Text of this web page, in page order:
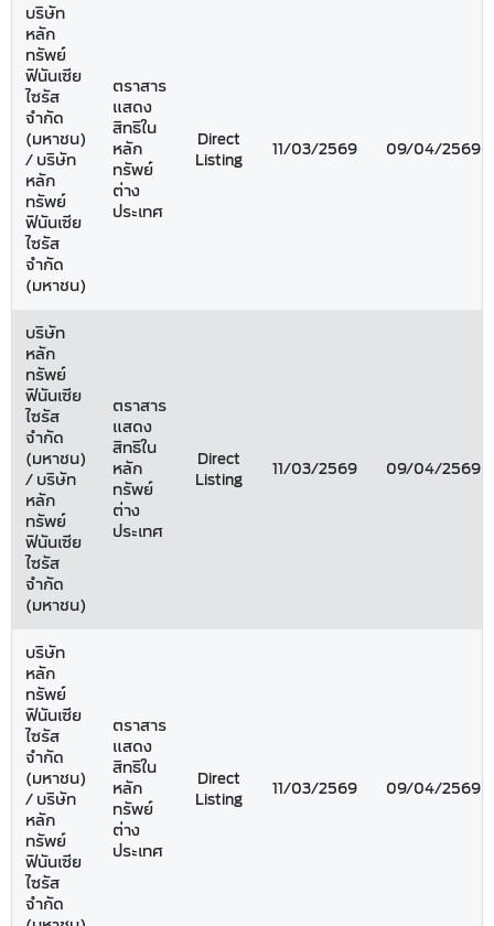
บริษัท
หลัก
ทรัพย์
ฟินันเซีย
ไซรัส
จำกัด
(มหาชน)
/ บริษัท
หลัก
ทรัพย์
ฟินันเซีย
ไซรัส
จำกัด
(มหาชน)
ตราสาร
แสดง
สิทธิใน
หลัก
ทรัพย์
ต่าง
ประเทศ
Direct
Listing
11/03/2569 09/04/2569
บริษัท
หลัก
ทรัพย์
ฟินันเซีย
ไซรัส
จำกัด
(มหาชน)
/ บริษัท
หลัก
ทรัพย์
ฟินันเซีย
ไซรัส
จำกัด
(มหาชน)
ตราสาร
แสดง
สิทธิใน
หลัก
ทรัพย์
ต่าง
ประเทศ
Direct
Listing
11/03/2569 09/04/2569
บริษัท
หลัก
ทรัพย์
ฟินันเซีย
ไซรัส
จำกัด
(มหาชน)
/ บริษัท
หลัก
ทรัพย์
ฟินันเซีย
ไซรัส
จำกัด
ตราสาร
แสดง
สิทธิใน
หลัก
ทรัพย์
ต่าง
ประเทศ
Direct
Listing
11/03/2569 09/04/2569